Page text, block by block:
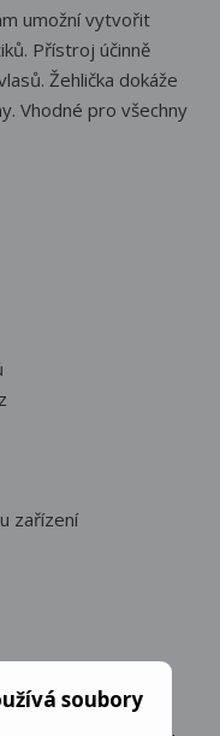
soubory
umožní vytvořit
Přístroj účinně
Žehlička dokáže
Vhodné pro všechny
zařízení